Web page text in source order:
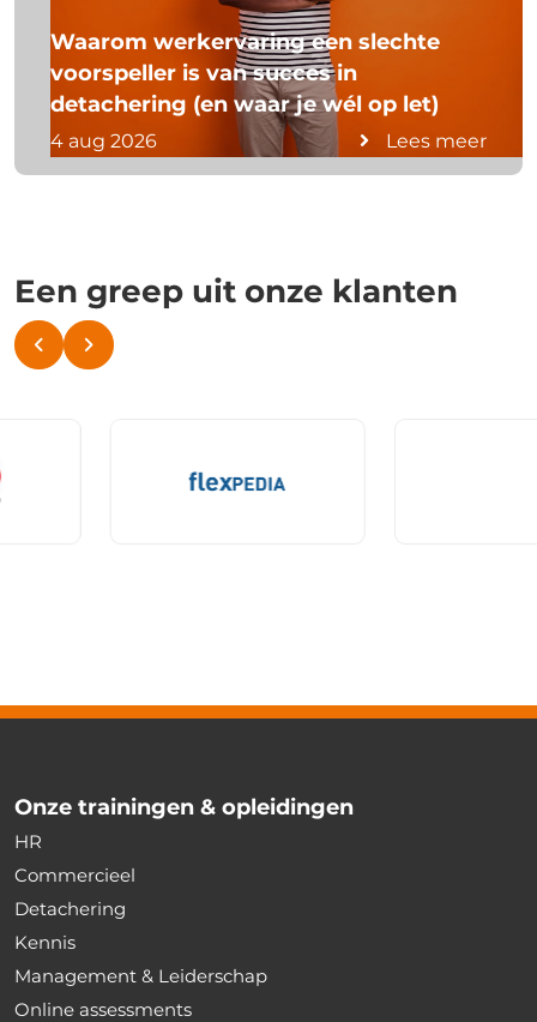
Waarom werkervaring een slechte
voorspeller is van succes in
detachering (en waar je wél op let)
4 aug 2026 Lees meer
Een greep uit onze klanten
Onze trainingen & opleidingen
HR
Commercieel
Detachering
Kennis
Management & Leiderschap
Online assessments